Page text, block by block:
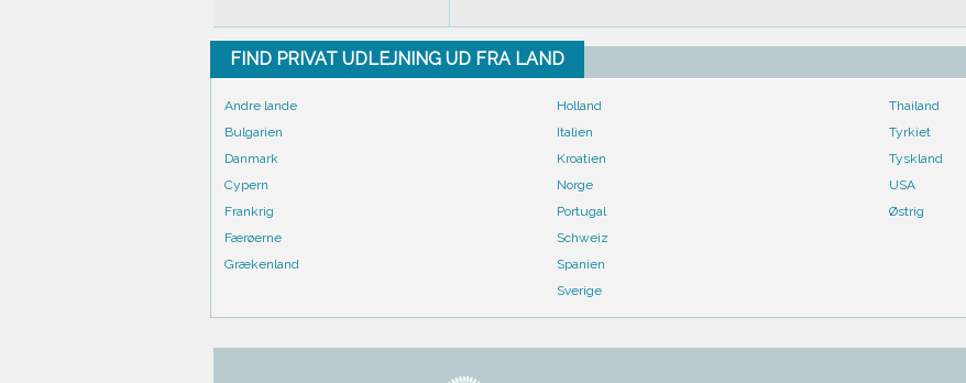
FIND PRIVAT UDLEJNING UD FRA LAND
Andre lande
Bulgarien
Danmark
Cypern
Frankrig
Færøerne
Grækenland
Holland
Italien
Kroatien
Norge
Portugal
Schweiz
Spanien
Sverige
Thailand
Tyrkiet
Tyskland
USA
Østrig